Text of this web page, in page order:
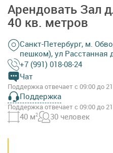
Арендовать Зал
40 кв. метров
Санкт-Петербург, м.
пешком), ул Расстанная
+7 (991) 018-08-24
Чат
Поддержка отвечает с 09:00 до
Поддержка
Поддержка отвечает с 09:00 до
40 м2 30 человек